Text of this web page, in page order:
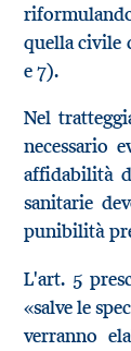
quella civile
e 7).
Nel
necessario
affidabilità
sanitarie
punibilità
L'art. 5
«salve le
verranno